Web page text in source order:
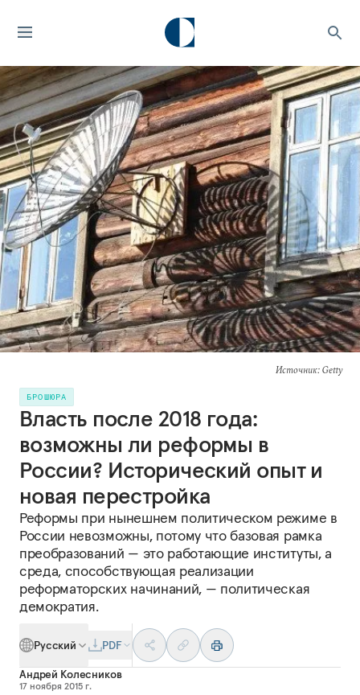
Источник: Getty
БРОШЮРА
Власть после 2018 года:
возможны ли реформы в
России? Исторический опыт и
новая перестройка
Реформы при нынешнем политическом режиме в
России невозможны, потому что базовая рамка
преобразований — это работающие институты, а
среда, способствующая реализации
реформаторских начинаний, — политическая
демократия.
Русский
PDF
Андрей Колесников
17 ноября 2015 г.